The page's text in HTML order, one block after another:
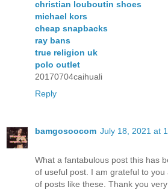
christian louboutin shoes
michael kors
cheap snapbacks
ray bans
true religion uk
polo outlet
20170704caihuali
Reply
bamgosoocom July 18, 2021 at
What a fantabulous post this has
of useful post. I am grateful to
of posts like these. Thank you very